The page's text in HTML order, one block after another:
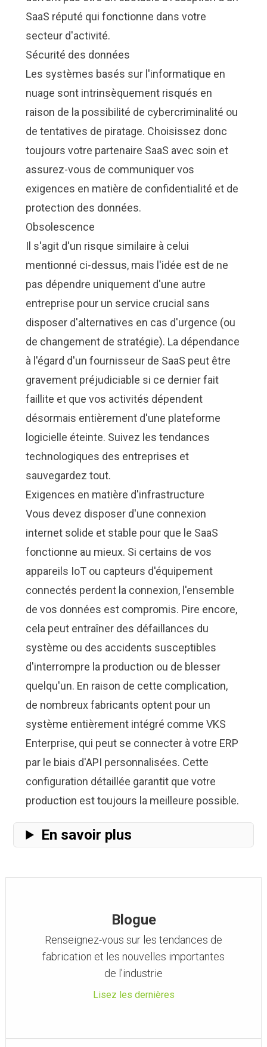
SaaS réputé qui fonctionne dans votre
secteur d'activité.
Sécurité des données
Les systèmes basés sur l'informatique en
nuage sont intrinsèquement risqués en
raison de la possibilité de cybercriminalité ou
de tentatives de piratage. Choisissez donc
toujours votre partenaire SaaS avec soin et
assurez-vous de communiquer vos
exigences en matière de confidentialité et de
protection des données.
Obsolescence
Il s'agit d'un risque similaire à celui
mentionné ci-dessus, mais l'idée est de ne
pas dépendre uniquement d'une autre
entreprise pour un service crucial sans
disposer d'alternatives en cas d'urgence (ou
de changement de stratégie). La dépendance
à l'égard d'un fournisseur de SaaS peut être
gravement préjudiciable si ce dernier fait
faillite et que vos activités dépendent
désormais entièrement d'une plateforme
logicielle éteinte. Suivez les tendances
technologiques des entreprises et
sauvegardez tout.
Exigences en matière d'infrastructure
Vous devez disposer d'une connexion
internet solide et stable pour que le SaaS
fonctionne au mieux. Si certains de vos
appareils IoT ou capteurs d'équipement
connectés perdent la connexion, l'ensemble
de vos données est compromis. Pire encore,
cela peut entraîner des défaillances du
système ou des accidents susceptibles
d'interrompre la production ou de blesser
quelqu'un. En raison de cette complication,
de nombreux fabricants optent pour un
système entièrement intégré comme VKS
Enterprise, qui peut se connecter à votre ERP
par le biais d'API personnalisées. Cette
configuration détaillée garantit que votre
production est toujours la meilleure possible.
En savoir plus
Blogue
Renseignez-vous sur les tendances de
fabrication et les nouvelles importantes
de l'industrie
Lisez les dernières